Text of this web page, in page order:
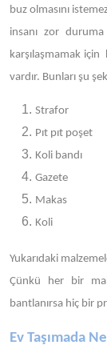
buz olmasını
insanı zor
karşılaşmamak için
vardır. Bunları şu
Strafor
Pıt pıt poşet
Koli bandı
Gazete
Makas
Koli
Yukarıdaki
Çünkü her bir
bantlanırsa hiç bir
Ev Taşımada